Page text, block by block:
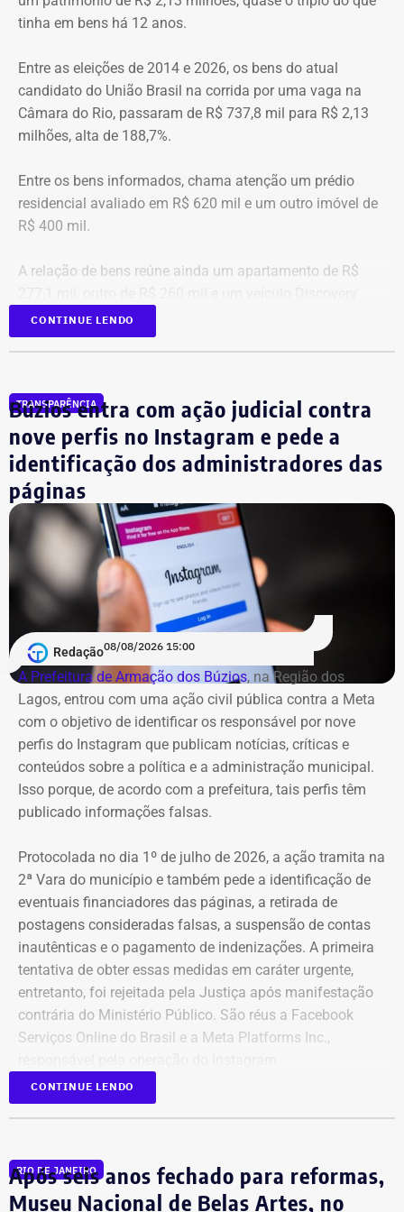
tinha em bens há 12 anos.
Entre as eleições de 2014 e 2026, os bens do atual
candidato do União Brasil na corrida por uma vaga na
Câmara do Rio, passaram de R$ 737,8 mil para R$ 2,13
milhões, alta de 188,7%.
Entre os bens informados, chama atenção um prédio
residencial avaliado em R$ 620 mil e um outro imóvel de
R$ 400 mil.
A relação de bens reúne ainda um apartamento de R$
D300, ano 2023, declarado por R$ 330 mil. Também
aparecem na lista cerca de R$ 177 mil em aplicações e
Na disputa de 2014, quando concorreu e foi eleito
deputado estadual pelo então PMDB, Rossi declarou
CONTINUE LENDO
TRANSPARÊNCIA
Búzios entra com ação judicial contra
nove perfis no Instagram e pede a
identificação dos administradores das
páginas
Redação08/08/2026 15:00
A Prefeitura de Armação dos Búzios, na Região dos
Lagos, entrou com uma ação civil pública contra a Meta
com o objetivo de identificar os responsável por nove
perfis do Instagram que publicam notícias, críticas e
conteúdos sobre a política e a administração municipal.
Isso porque, de acordo com a prefeitura, tais perfis têm
publicado informações falsas.
Protocolada no dia 1º de julho de 2026, a ação tramita na
2ª Vara do município e também pede a identificação de
eventuais financiadores das páginas, a retirada de
postagens consideradas falsas, a suspensão de contas
inautênticas e o pagamento de indenizações. A primeira
tentativa de obter essas medidas em caráter urgente,
entretanto, foi rejeitada pela Justiça após manifestação
contrária do Ministério Público. São réus a Facebook
Serviços Online do Brasil e a Meta Platforms Inc.,
Os administradores dos perfis não foram incluídos no
tem como alvo informações relacionadas a nove contas.
São elas: @buziosinformacoes;
CONTINUE LENDO
RIO DE JANEIRO
Após seis anos fechado para reformas,
Museu Nacional de Belas Artes, no